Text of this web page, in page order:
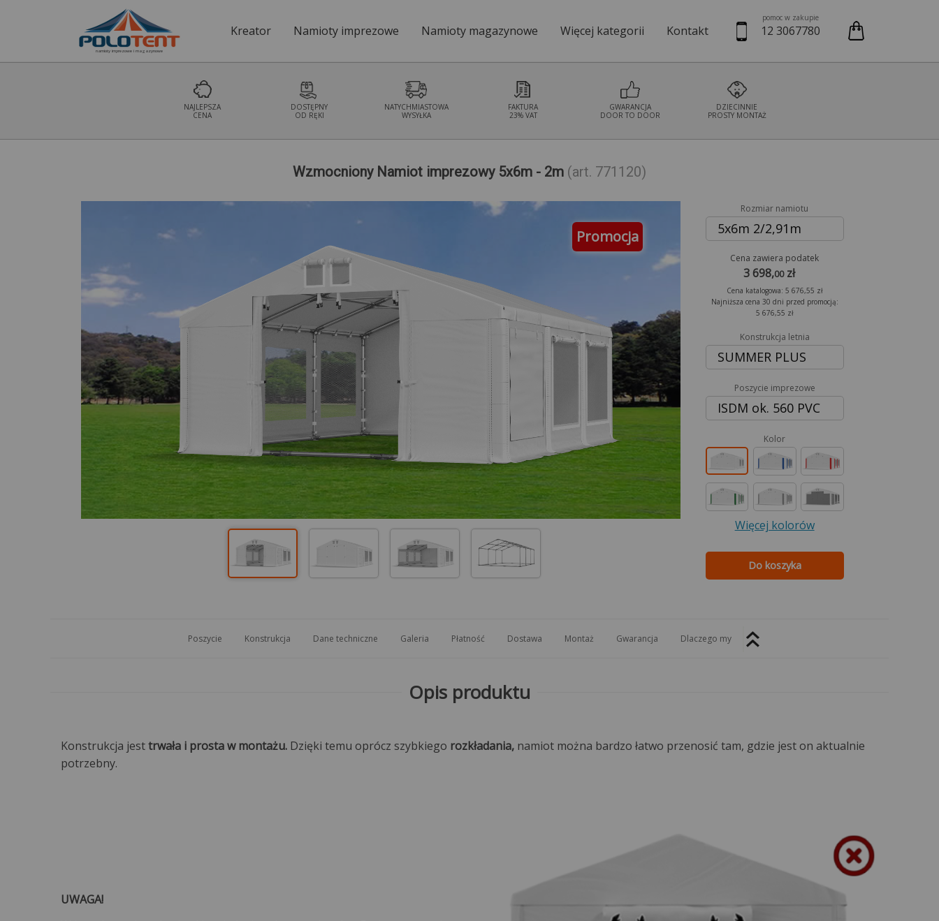
namioty imprezowe i magazynowe
Kreator Namioty imprezowe Namioty magazynowe Więcej kategorii
Namioty cateringowe
Kontakt
pomoc w zakupie
12 3067780
NAJLEPSZA
CENA
DOSTĘPNY
OD RĘKI
NATYCHMIASTOWA
WYSYŁKA
FAKTURA
23% VAT
GWARANCJA
DOOR TO DOOR
DZIECINNIE
PROSTY MONTAŻ
Wzmocniony Namiot imprezowy 5x6m - 2m (art. 771120)
Promocja
Rozmiar namiotu
5x6m 2/2,91m
Cena zawiera podatek
3 698,00 zł
Cena katalogowa: 5 676,55 zł
Najniższa cena 30 dni przed promocją:
5 676,55 zł
Konstrukcja letnia
SUMMER PLUS
Poszycie imprezowe
ISDM ok. 560 PVC
Kolor
Więcej kolorów
Poszycie Konstrukcja Dane techniczne Galeria Płatność Dostawa Montaż Gwarancja Dlaczego my
Opis produktu
Konstrukcja jesttrwała i prosta w montażu. Dzięki temu oprócz szybkiego rozkładania, namiot można bardzo łatwo przenosić tam, gdzie jest on aktualnie
potrzebny.
UWAGA!